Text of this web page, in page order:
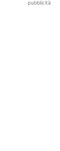
pubblicità